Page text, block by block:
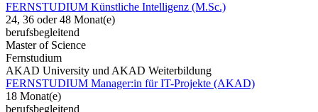
FERNSTUDIUM Künstliche Intelligenz (M.Sc.)
24, 36 oder 48 Monat(e)
berufsbegleitend
Master of Science
Fernstudium
AKAD University und AKAD Weiterbildung
FERNSTUDIUM Manager:in für IT-Projekte (AKAD)
18 Monat(e)
berufsbegleitend